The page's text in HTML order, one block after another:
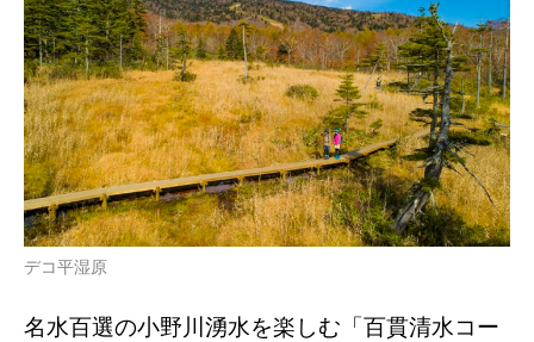
デコ平湿原
名水百選の小野川湧水を楽しむ「百貫清水コー